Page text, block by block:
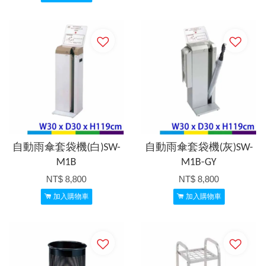
自動雨傘套袋機(白)SW-
M1B
NT$ 8,800
加入購物車
自動雨傘套袋機(灰)SW-
M1B-GY
NT$ 8,800
加入購物車